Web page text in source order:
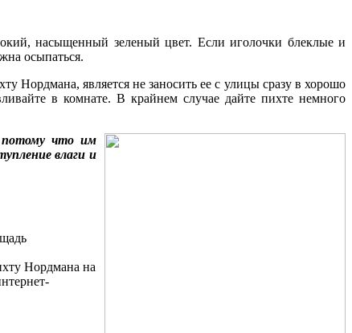
насыщенный зеленый цвет. Если иголочки блеклые и
осыпаться.
Нордмана, является не заносить ее с улицы сразу в хорошо
в комнате. В крайнем случае дайте пихте немного
потому что им
влаги и
Нордмана на